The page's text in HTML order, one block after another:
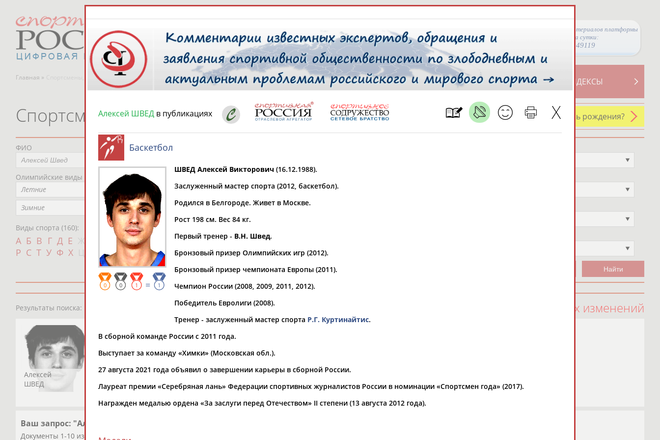
Просмотры материалов платформы
за сутки:
49119
Главная » Спортсмены, тренеры и специалисты СВОДНЫЕ ИНДЕКСЫ
ТАБЛО АКТИВНОСТИ
РЕСУРСНАЯ ПЛОЩАДКА
У кого сегодня день рождения?
Спортсмены, тренеры и специалисты
ФИО
Олимпийские виды спорта
Летние
Зимние
Виды спорта (160):
А Б В Г Д Е К Л М Н
П
Р С Т У Ф Х Ш Щ Э Ю Я
Не выбран
Регион проживания
Не выбран
Дата рождения
год
Результаты поиска: 100 последних изменений
Алексей
ШВЕД
Ваш запрос: "Алексей Швед"
Документы 1-10 из 190 найденных уникальных документов
Алексей ШВЕД в публикациях
Баскетбол
0 0 1 = 1
ШВЕД Алексей Викторович (16.12.1988).
Заслуженный мастер спорта (2012, баскетбол).
Родился в Белгороде. Живет в Москве.
Рост 198 см. Вес 84 кг.
Первый тренер - В.Н. Швед.
Бронзовый призер Олимпийских игр (2012).
Бронзовый призер чемпионата Европы (2011).
Чемпион России (2008, 2009, 2011, 2012).
Победитель Евролиги (2008).
Тренер - заслуженный мастер спорта Р.Г. Куртинайтис.
В сборной команде России с 2011 года.
Выступает за команду «Химки» (Московская обл.).
27 августа 2021 года объявил о завершении карьеры в сборной России.
Лауреат премии «Серебряная лань» Федерации спортивных журналистов России в номинации «Спортсмен года» (2017).
Награжден медалью ордена «За заслуги перед Отечеством» II степени (13 августа 2012 года).